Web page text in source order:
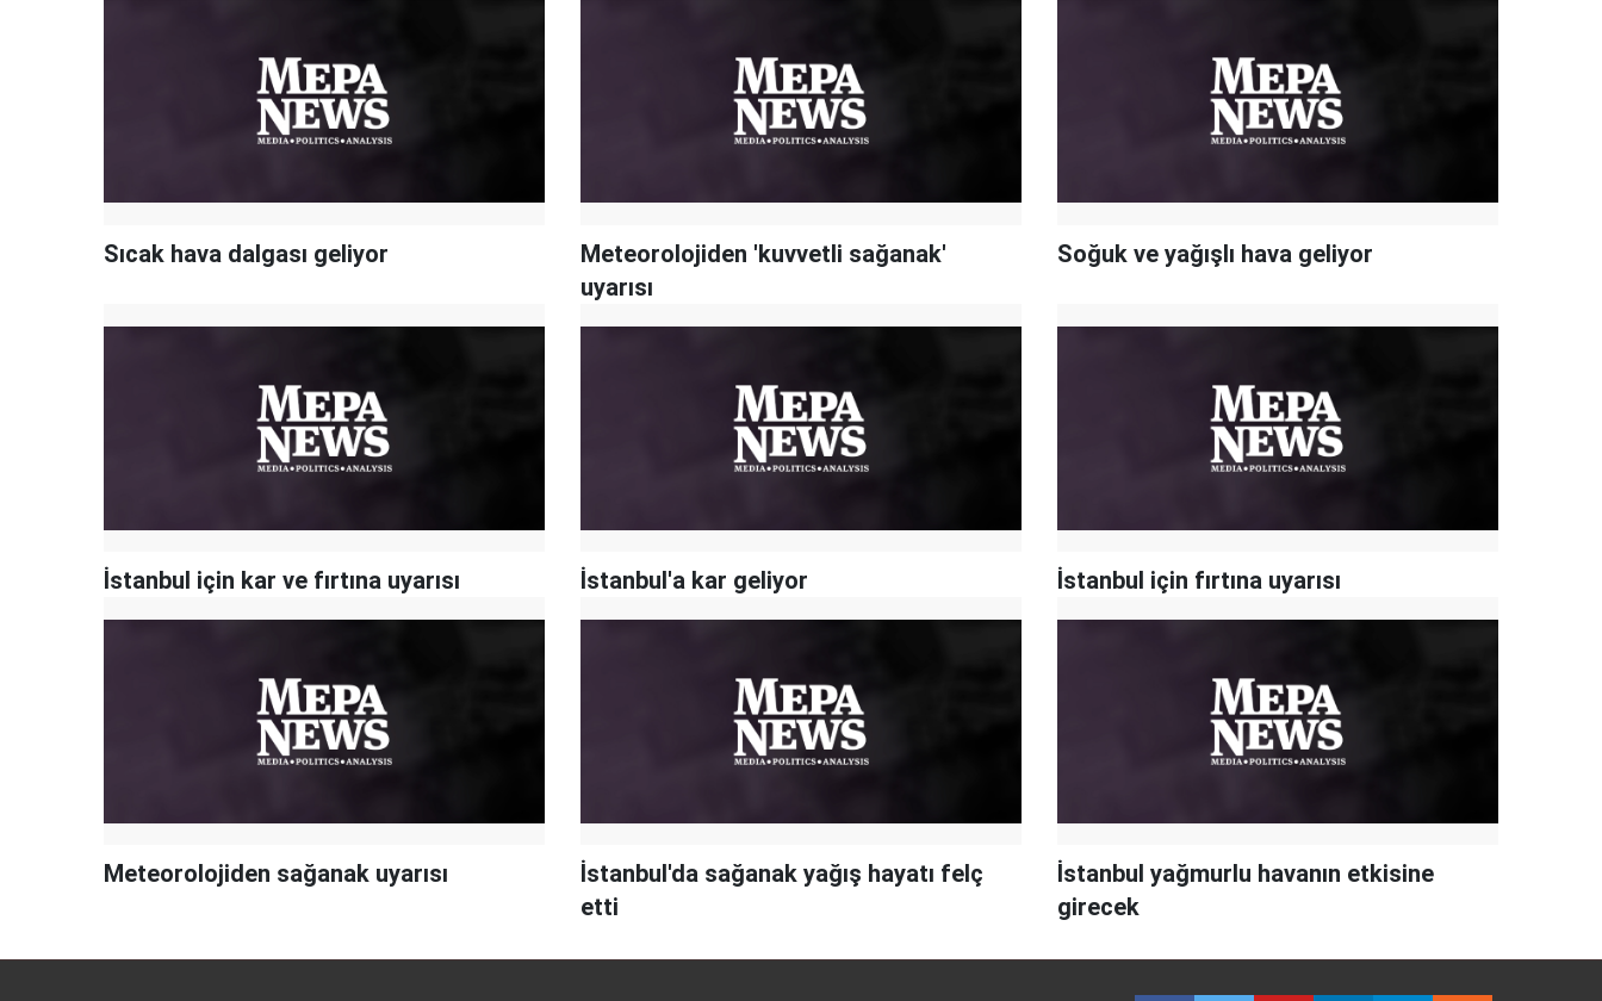
Sıcak hava dalgası geliyor
Meteorolojiden 'kuvvetli sağanak'
uyarısı
Soğuk ve yağışlı hava geliyor
İstanbul için kar ve fırtına uyarısı İstanbul'a kar geliyor İstanbul için fırtına uyarısı
Meteorolojiden sağanak uyarısı
İstanbul'da sağanak yağış hayatı felç
etti
İstanbul yağmurlu havanın etkisine
girecek